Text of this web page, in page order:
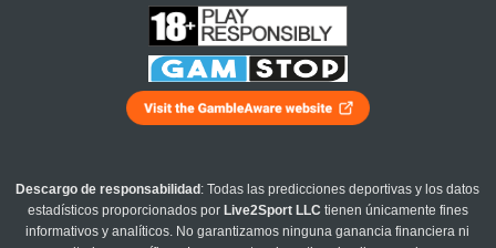
Descargo de responsabilidad : Todas las predicciones deportivas y los datos
estadísticos proporcionados por Live2Sport LLC tienen únicamente fines
informativos y analíticos. No garantizamos ninguna ganancia financiera ni